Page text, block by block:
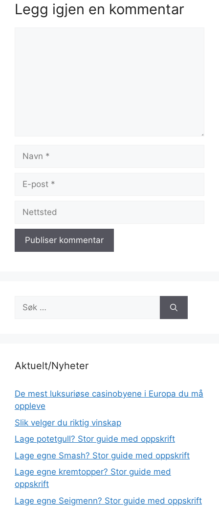
Legg igjen en kommentar
Navn
Nettsted
Søk
etter:
Aktuelt/Nyheter
De mest luksuriøse casinobyene i Europa du må
oppleve
Slik velger du riktig vinskap
Lage potetgull? Stor guide med oppskrift
Lage egne Smash? Stor guide med oppskrift
Lage egne kremtopper? Stor guide med
oppskrift
Lage egne Seigmenn? Stor guide med oppskrift